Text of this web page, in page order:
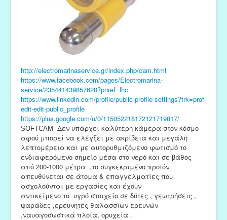
http://electromarinaservice.gr/index.php/cam.html
https://www.facebook.com/pages/Electromarina-
service/235441439857620?pnref=lhc
https://www.linkedin.com/profile/public-profile-settings?trk=prof-
edit-edit-public_profile
https://plus.google.com/u/0/115052218172121719817/
SOFTCAM Δεν υπάρχει καλύτερη κάμερα στον κόσμο
αφού μπορεί να ελέγξει με ακρίβεια και μεγάλη
λεπτομέρεια και με αυτορυθμιζόμενο φωτισμό το
ενδιαφερόμενο σημείο μέσα στο νερό και σε βάθος
από 200-1000 μέτρα ,το συγκεκριμένο προϊόν
απευθύνεται σε άτομα & επαγγελματίες που
ασχολούνται με εργασίες και έχουν
αντικείμενο το υγρό στοιχείο σε δύτες , γεωτρήσεις ,
ψαράδες ,ερευνητές θαλασσίων ερευνών
,ναυαγοσωστικά πλοία, ορυχεία .